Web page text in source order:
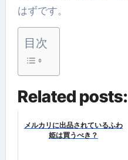
はずです。
目次
Related posts:
メルカリに出品されているふわ
姫は買うべき？